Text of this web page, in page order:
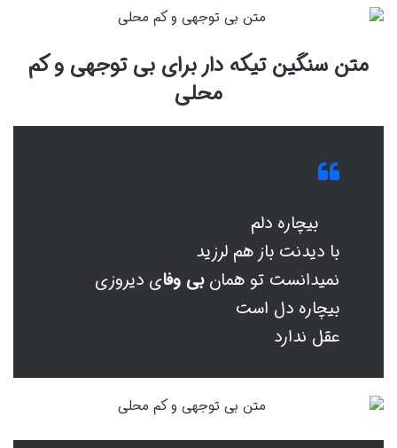
متن سنگین تیکه دار برای بی توجهی و کم
محلی
بیچاره دلم
با دیدنت باز هم لرزید
نمیدانست تو همانبی وفای دیروزی
بیچاره دل است
عقل ندارد